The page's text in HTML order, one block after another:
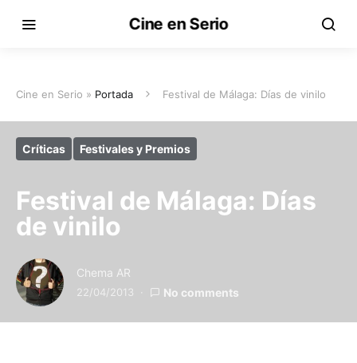
Cine en Serio
Cine en Serio » Portada Festival de Málaga: Días de vinilo
Críticas Festivales y Premios
Festival de Málaga: Días
de vinilo
Chema AR
22/04/2013 No comments